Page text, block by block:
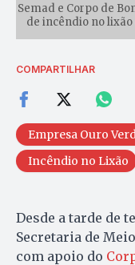
Semad e Corpo de
de incêndio no lixão
COMPARTILHAR
Empresa Ouro
Incêndio no Lixão
Desde a tarde de
Secretaria de
com apoio do